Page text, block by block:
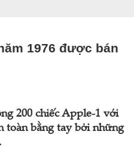
1976 được bán
200 chiếc Apple-1 với
toàn bằng tay bởi những